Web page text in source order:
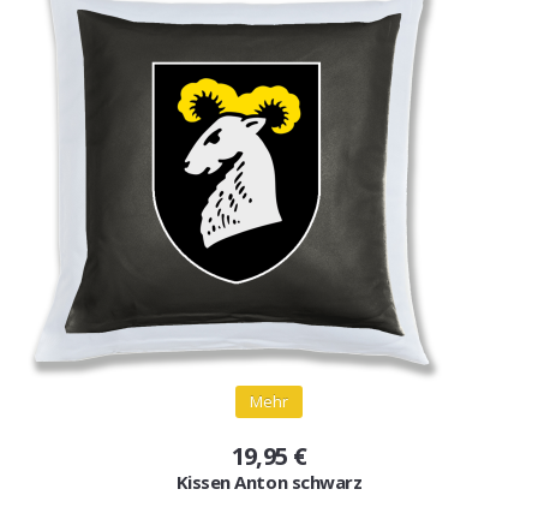
Mehr
19,95 €
Kissen Anton schwarz